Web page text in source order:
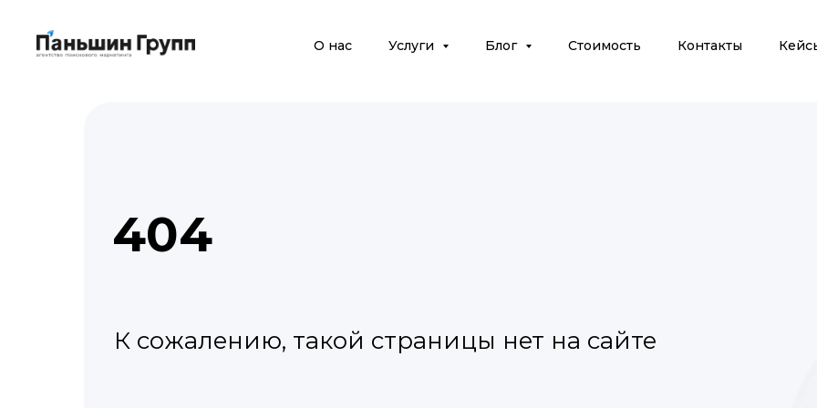
О нас Услуги Блог Стоимость Контакты
404
К сожалению, такой страницы нет на сайте